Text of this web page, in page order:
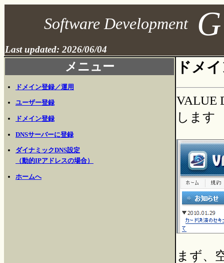
Software Development
Last updated: 2026/06/04
メニュー
ドメイン登録／運用
ユーザー登録
ドメイン登録
DNSサーバーに登録
ダイナミックDNS設定
（動的IPアドレスの場合）
ホームへ
ドメ
VALUE
します
まず、